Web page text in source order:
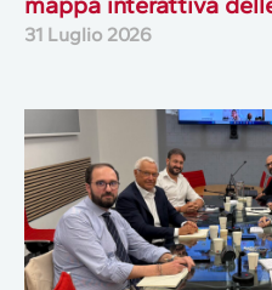
31 Luglio 2026